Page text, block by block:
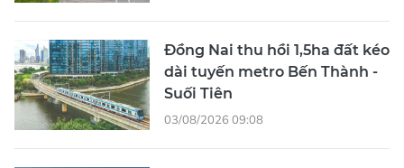
Đồng Nai thu hồi 1,5ha đất kéo
dài tuyến metro Bến Thành -
Suối Tiên
03/08/2026 09:08